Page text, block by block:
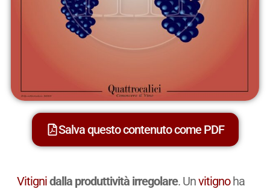
Salva questo contenuto come PDF
Vitignidalla produttività irregolare. Unvitignoha